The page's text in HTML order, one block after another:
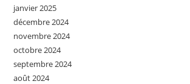
janvier 2025
décembre 2024
novembre 2024
octobre 2024
septembre 2024
août 2024